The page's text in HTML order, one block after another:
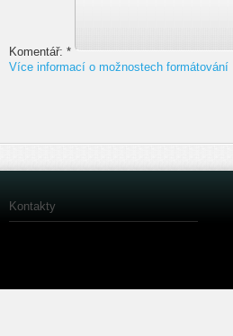
Komentář: *
Více informací o možnostech formátování
Kontakty